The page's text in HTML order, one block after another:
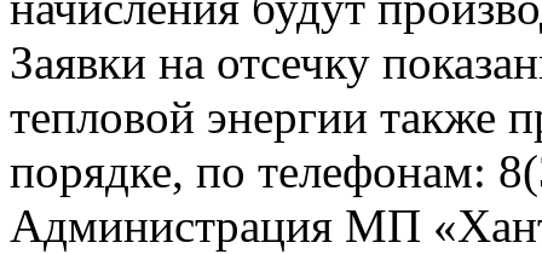
Заявки на отсечку
тепловой энергии также
порядке, по телефонам:
Администрация МП